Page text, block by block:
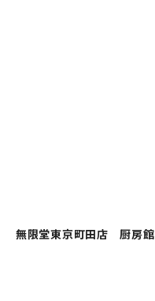
無限堂東京町田店 厨房館